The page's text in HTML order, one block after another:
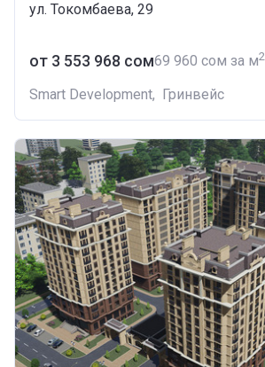
ул. Токомбаева, 29
от ‍3 553 968 сом‍69 960 сом за м2
Smart Development, Гринвейс